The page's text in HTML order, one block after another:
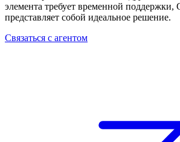
элемента требует временной поддержки,
представляет собой идеальное решение.
Связаться с агентом